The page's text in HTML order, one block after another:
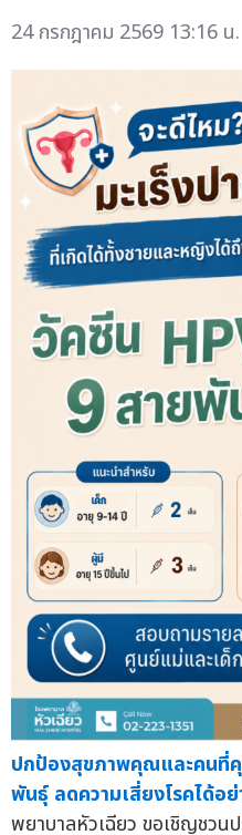
24 กรกฎาคม 2569 13:16 น.
ปกป้องสุขภาพคุณและคนที่
พันธุ์ ลดความเสี่ยงโรคได้อ
พยาบาลหัวเฉียว ขอเชิญชวน